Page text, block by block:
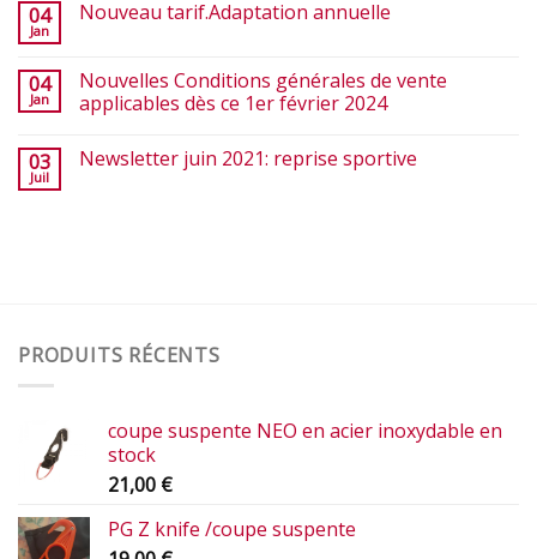
04
Jan
Nouveau tarif.Adaptation annuelle
04
Jan
Nouvelles Conditions générales de vente
applicables dès ce 1er février 2024
03
Juil
Newsletter juin 2021: reprise sportive
PRODUITS RÉCENTS
coupe suspente NEO en acier inoxydable en
stock
21,00 €
PG Z knife /coupe suspente